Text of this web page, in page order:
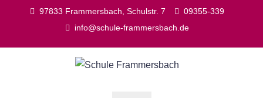
97833 Frammersbach, Schulstr. 7
09355-339
info@schule-frammersbach.de